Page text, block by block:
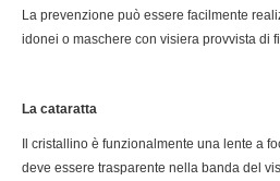
La prevenzione può essere facilmente
idonei o maschere con visiera provvista di
La cataratta
Il cristallino è funzionalmente una lente a
deve essere trasparente nella banda del